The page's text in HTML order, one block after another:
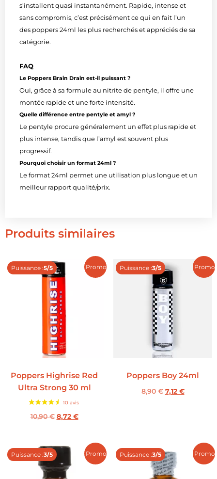
s’installent quasi instantanément. Rapide, intense et
sans compromis, c’est précisément ce qui en fait l’un
des poppers 24ml les plus recherchés et appréciés de sa
catégorie.
FAQ
Le Poppers Brain Drain est-il puissant ?
Oui, grâce à sa formule au nitrite de pentyle, il offre une
montée rapide et une forte intensité.
Quelle différence entre pentyle et amyl ?
Le pentyle procure généralement un effet plus rapide et
plus intense, tandis que l’amyl est souvent plus
progressif.
Pourquoi choisir un format 24ml ?
Le format 24ml permet une utilisation plus longue et un
meilleur rapport qualité/prix.
Produits similaires
Promo !
Puissance :5/5
Poppers Highrise Red
Ultra Strong 30 ml
10,90€ 8,72 €
Promo
Puissance :3/5
Poppers Boy 24ml
8,90€ 7,12 €
Promo !
Puissance :3/5 Promo
Puissance :3/5